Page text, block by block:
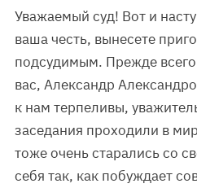
Уважаемый суд! Вот и
ваша честь, вынесете
подсудимым. Прежде всего
вас, Александр
к нам терпеливы,
заседания проходили в
тоже очень старались со
себя так, как побуждает